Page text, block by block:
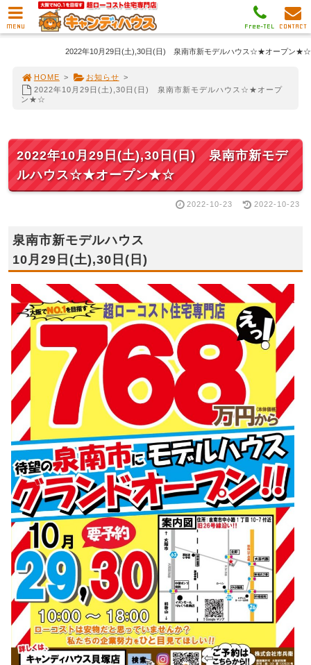
2022年10月29日(土),30日(日) 泉南市新モデルハウス☆★オープン★☆
HOME > お知らせ >
2022年10月29日(土),30日(日) 泉南市新モデルハウス☆★オープ
ン★☆
2022年10月29日(土),30日(日) 泉南市新モデ
ルハウス☆★オープン★☆
2022-10-23 2022-10-23
泉南市新モデルハウス
10月29日(土),30日(日)
MENU CONTACT
Free-TEL